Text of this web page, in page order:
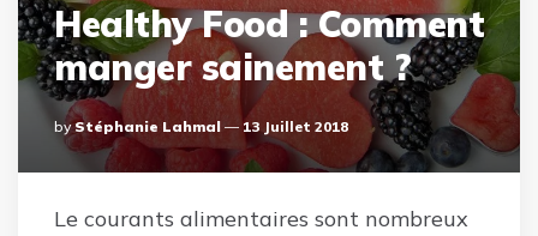
Healthy Food : Comment
manger sainement ?
Posted
By
By Stéphanie Lahmal 13 Juillet 2018
Le courants alimentaires sont nombreux